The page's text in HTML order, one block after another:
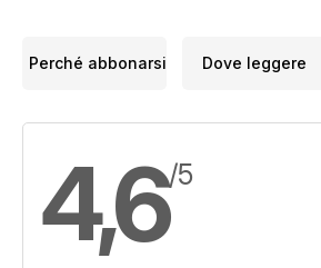
Perché abbonarsi Dove leggere
4,6/5